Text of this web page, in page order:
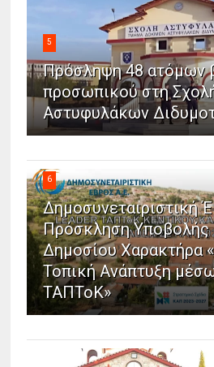
5
Πρόσληψη 48 ατόμων
προσωπικού στη
Αστυφυλάκων
6
Δημοσυνεταιριστική
Πρόσκληση
Δημοσίου Χαρακτήρα
Τοπική Ανάπτυξη
ΤΑΠΤοΚ»